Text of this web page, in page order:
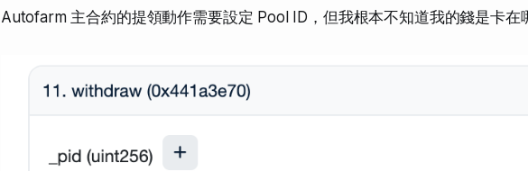
Autofarm 主合約的提領動作需要設定 Pool ID，但我根本不知道我的錢是卡在